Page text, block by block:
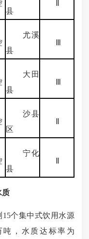
县
尤溪
县
大田
县
沙县
区
宁化
县
质
个集中式饮用水源
吨，水质达标率为